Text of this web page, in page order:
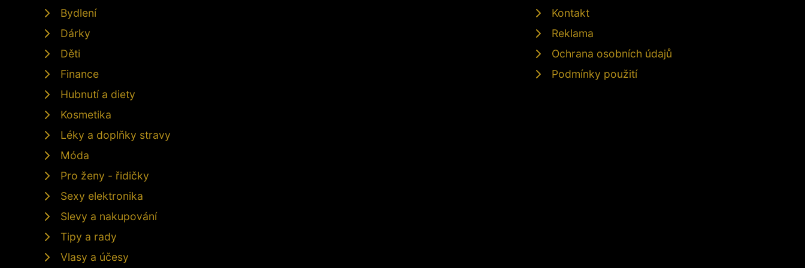
Bydlení
Dárky
Děti
Finance
Hubnutí a diety
Kosmetika
Léky a doplňky stravy
Móda
Pro ženy - řidičky
Sexy elektronika
Slevy a nakupování
Tipy a rady
Vlasy a účesy
Kontakt
Reklama
Ochrana osobních údajů
Podmínky použití